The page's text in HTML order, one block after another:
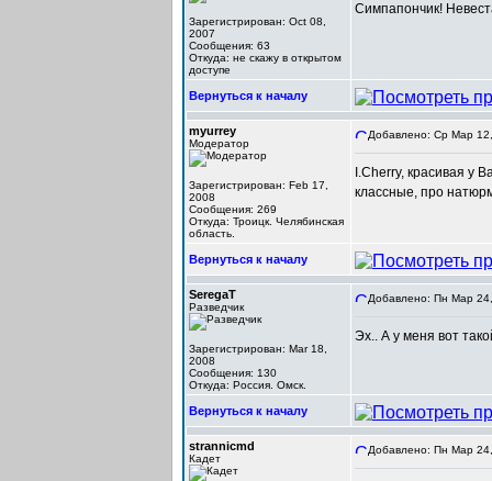
Зарегистрирован: Oct 08,
2007
Сообщения: 63
Откуда: не скажу в открытом
доступе
Симпапончик!
Вернуться к началу
myurrey
Модератор
Зарегистрирован: Feb 17,
2008
Сообщения: 269
Откуда: Троицк. Челябинская
область.
Добавлено: Ср Мар
I.Cherry, красивая у
классные, про
Вернуться к началу
SeregaT
Разведчик
Зарегистрирован: Mar 18,
2008
Сообщения: 130
Откуда: Россия. Омск.
Добавлено: Пн Мар
Эх.. А у меня вот
Вернуться к началу
strannicmd
Кадет
Добавлено: Пн Мар